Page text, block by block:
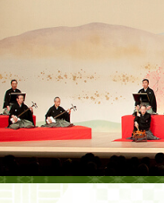
於いて清元榮志太夫さ